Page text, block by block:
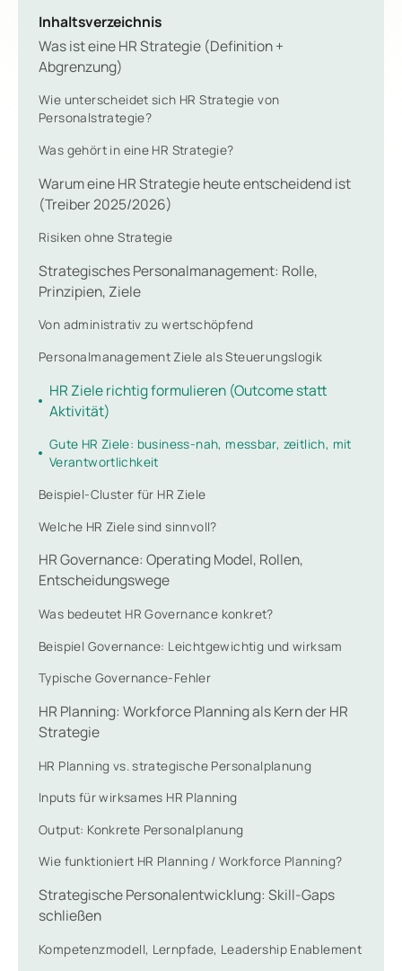
Inhaltsverzeichnis
Was ist eine HR Strategie (Definition +
Abgrenzung)
Wie unterscheidet sich HR Strategie von
Personalstrategie?
Was gehört in eine HR Strategie?
Warum eine HR Strategie heute entscheidend ist
(Treiber 2025/2026)
Risiken ohne Strategie
Strategisches Personalmanagement: Rolle,
Prinzipien, Ziele
Von administrativ zu wertschöpfend
Personalmanagement Ziele als Steuerungslogik
HR Ziele richtig formulieren (Outcome statt
Aktivität)
Gute HR Ziele: business-nah, messbar, zeitlich, mit
Verantwortlichkeit
Beispiel-Cluster für HR Ziele
Welche HR Ziele sind sinnvoll?
HR Governance: Operating Model, Rollen,
Entscheidungswege
Was bedeutet HR Governance konkret?
Beispiel Governance: Leichtgewichtig und wirksam
Typische Governance-Fehler
HR Planning: Workforce Planning als Kern der HR
Strategie
HR Planning vs. strategische Personalplanung
Inputs für wirksames HR Planning
Output: Konkrete Personalplanung
Wie funktioniert HR Planning / Workforce Planning?
Strategische Personalentwicklung: Skill-Gaps
schließen
Kompetenzmodell, Lernpfade, Leadership Enablement